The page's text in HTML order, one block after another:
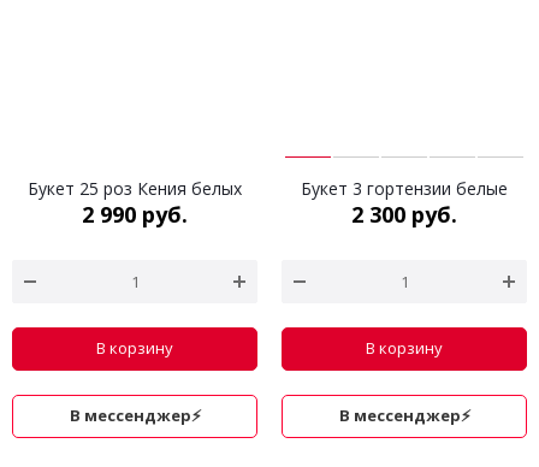
Букет 25 роз Кения белых
2 990 руб.
В корзину
В мессенджер⚡
Букет 3 гортензии белые
2 300 руб.
В корзину
В мессенджер⚡